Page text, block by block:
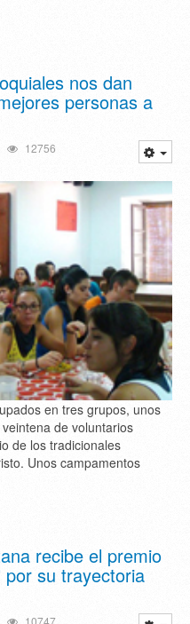
nos dan
personas a
12756
en tres grupos, unos
de voluntarios
de los tradicionales
Unos campamentos
recibe el premio
por su trayectoria
10747